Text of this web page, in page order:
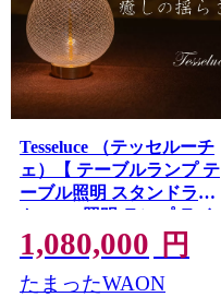
Tesseluce （テッセルーチ
ェ）【 テーブルランプ テ
ーブル照明 スタンドライ
ト LED 照明 ランプ ライ
ト 間接照明 インテリア 吹
き ガラス 造形 硝子 卓上
おしゃれ 光学 ガラス工芸
1,080,000 円
たまったWAON